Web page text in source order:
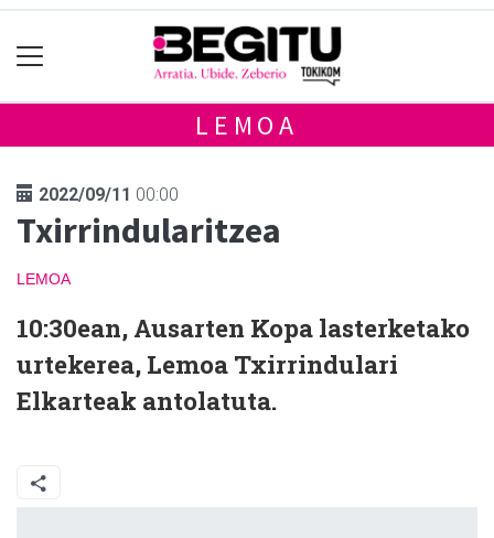
LEMOA
2022/09/11 00:00
Txirrindularitzea
LEMOA
10:30ean, Ausarten Kopa lasterketako
urtekerea, Lemoa Txirrindulari
Elkarteak antolatuta.